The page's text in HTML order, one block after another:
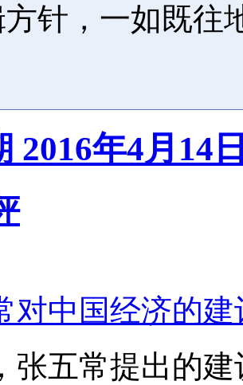
针，一如既往
2016年4月14
对中国经济的
张五常提出的